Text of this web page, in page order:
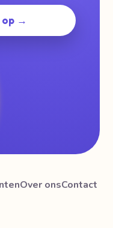
op →
Over onsContact